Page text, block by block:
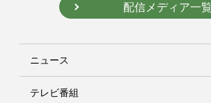
配信メディア一覧
ニュース
テレビ番組